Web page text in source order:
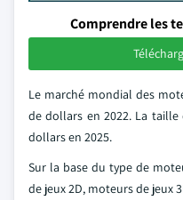
Comprendre les
Le marché mondial des
de dollars en 2022. La
dollars en 2025.
Sur la base du type de
de jeux 2D, moteurs de jeux